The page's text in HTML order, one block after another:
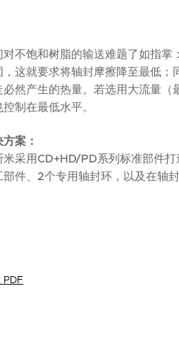
对不饱和树脂的输送难题了如指
，这就要求将轴封摩擦降至最低；
必然产生的热量。若选用大流量（
控制在最低水平。
案：
米采用CD+HD/PD系列标准部件
部件、2个专用轴封环，以及在轴
PDF